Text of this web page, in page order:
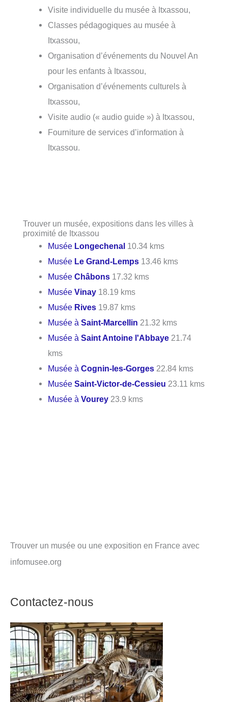
Visite individuelle du musée à Itxassou,
Classes pédagogiques au musée à
Itxassou,
Organisation d’événements du Nouvel An
pour les enfants à Itxassou,
Organisation d’événements culturels à
Itxassou,
Visite audio (« audio guide ») à Itxassou,
Fourniture de services d’information à
Itxassou.
Trouver un musée, expositions dans les villes à
proximité de Itxassou
Musée Longechenal 10.34 kms
Musée Le Grand-Lemps 13.46 kms
MuséeChâbons 17.32 kms
MuséeVinay 18.19 kms
Musée Rives 19.87 kms
Musée àSaint-Marcellin 21.32 kms
Musée àSaint Antoine l'Abbaye 21.74
kms
Musée àCognin-les-Gorges 22.84 kms
MuséeSaint-Victor-de-Cessieu 23.11 kms
Musée àVourey 23.9 kms
Trouver un musée ou une exposition en France avec
infomusee.org
Contactez-nous